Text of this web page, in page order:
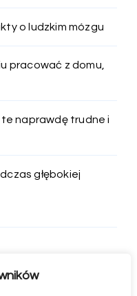
o ludzkim mózgu
pracować z domu,
te naprawdę trudne i
głębokiej